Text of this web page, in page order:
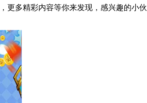
更多精彩内容等你来发现，感兴趣的小伙